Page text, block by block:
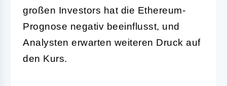
großen Investors hat die Ethereum-
Prognose negativ beeinflusst, und
Analysten erwarten weiteren Druck auf
den Kurs.